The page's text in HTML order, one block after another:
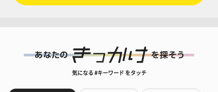
気になる #キーワード をタッチ